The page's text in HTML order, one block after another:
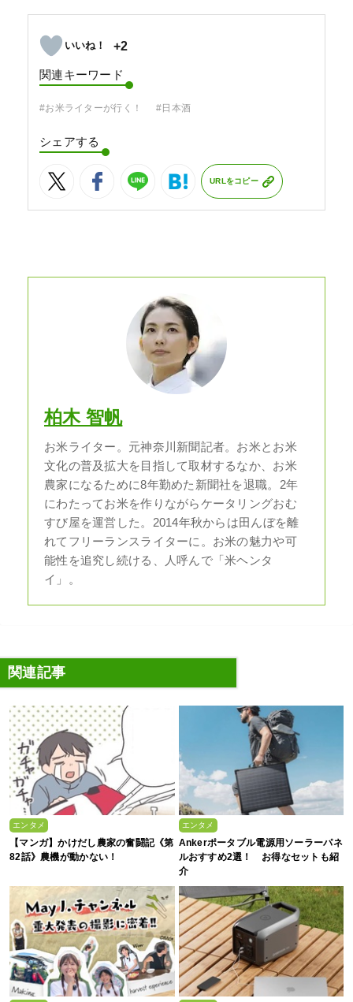
+2
関連キーワード
#お米ライターが行く！ #日本酒
シェアする
URLをコピー
柏木 智帆
お米ライター。元神奈川新聞記者。お米とお米
文化の普及拡大を目指して取材するなか、お米
農家になるために8年勤めた新聞社を退職。2年
にわたってお米を作りながらケータリングおむ
すび屋を運営した。2014年秋からは田んぼを離
れてフリーランスライターに。お米の魅力や可
能性を追究し続ける、人呼んで「米ヘンタ
イ」。
関連記事
エンタメ
【マンガ】かけだし農家の奮闘記《第
82話》農機が動かない！
エンタメ
Ankerポータブル電源用ソーラーパネ
ルおすすめ2選！ お得なセットも紹
介